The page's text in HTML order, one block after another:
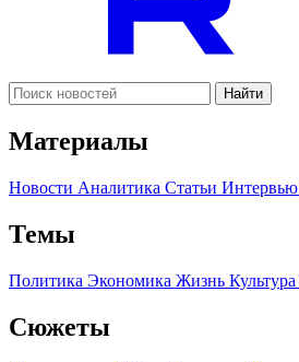
Найти
Материалы
Новости Аналитика Статьи Интервью
Темы
Политика Экономика Жизнь Культура
Сюжеты